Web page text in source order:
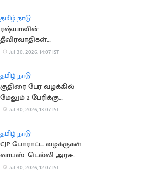
தமிழ் நாடு
ரஷ்யாவின்
தீவிரவாதிகள்
பட்டியலில் டெலிகிராம்
Jul 30, 2026, 14:07 IST
தமிழ் நாடு
குதிரை பேர வழக்கில்
மேலும் 2 பேரிக்கு
ஜாமீன்
Jul 30, 2026, 13:07 IST
தமிழ் நாடு
CJP போராட்ட வழக்குகள்
வாபஸ்: டெல்லி அரசு
உத்தரவு
Jul 30, 2026, 12:07 IST